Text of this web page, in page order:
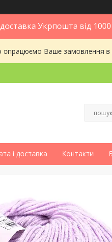
Укрпошта від
опрацюємо Ваше замовлення
і доставка Контакти